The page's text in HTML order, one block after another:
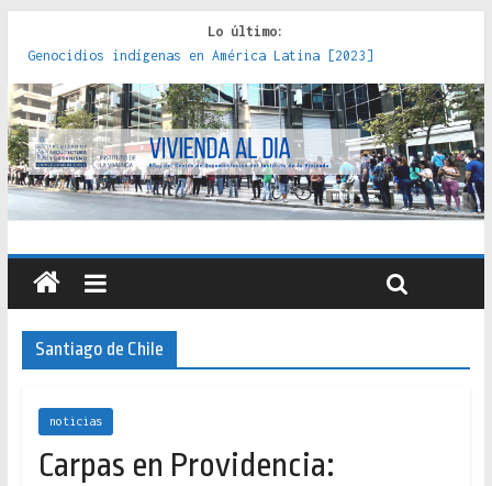
Lo último:
Genocidios indígenas en América Latina [2023]
Estudios sobre la espacialización de los Estados :
políticas, prácticas y representaciones [2022]
Donde el pedernal choca con el acero : hacia una teoría
crítica de las fronteras latinoamericanas [2020]
Criterios técnicos para una vivienda adecuada [2019]
Red de consultorios de la Caja del Seguro Obrero en
Santiago : un patrimonio emblemático [2014]
Santiago de Chile
noticias
Carpas en Providencia: